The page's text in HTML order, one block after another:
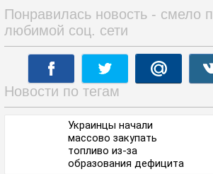
Понравилась новость - смело
любимой соц. сети
Новости по тегам
Украинцы начали
массово закупать
топливо из-за
образования дефицита